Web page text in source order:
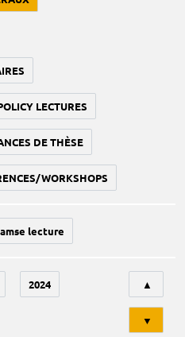
LECTURES
DE THÈSE
WORKSHOPS
amse lecture
2024 ▲
▼